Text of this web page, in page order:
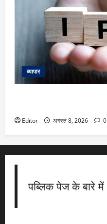
व्यापार
Editor अगस्त 8, 2026 0
पब्लिक पेज के बारे में